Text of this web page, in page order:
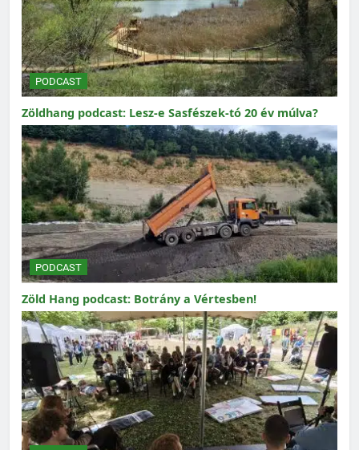
PODCAST
Zöldhang podcast: Lesz-e Sasfészek-tó 20 év múlva?
PODCAST
Zöld Hang podcast: Botrány a Vértesben!